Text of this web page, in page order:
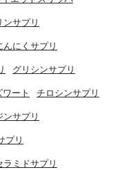
ンサプリ
んにくサプリ
グリシンサプリ
ート チロシンサプリ
ンサプリ
プリ
ラミドサプリ